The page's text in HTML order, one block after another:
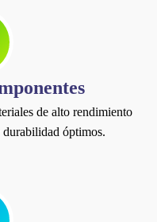
de alto rendimiento
óptimos.